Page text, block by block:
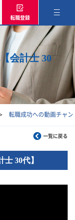
転職登録
会計士 30
転職成功への動画チャン
一覧に戻る
30代】